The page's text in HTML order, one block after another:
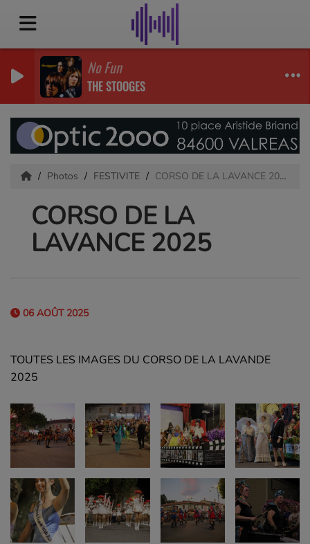
No Fun
THE STOOGES
Photos FESTIVITE CORSO DE LA LAVANCE 2025
CORSO DE LA
LAVANCE 2025
06 AOÛT 2025
TOUTES LES IMAGES DU CORSO DE LA LAVANDE
2025